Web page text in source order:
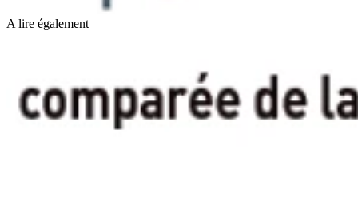
A lire également